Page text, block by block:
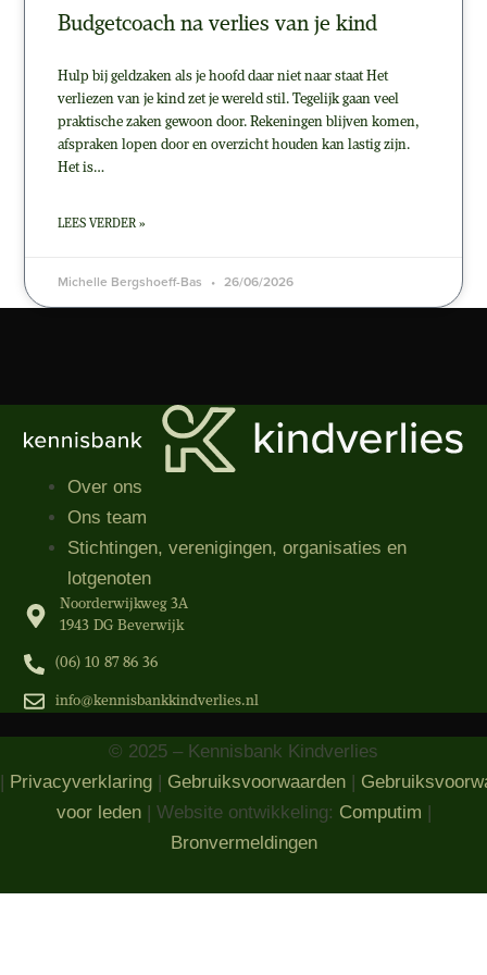
Budgetcoach na verlies van je kind
Hulp bij geldzaken als je hoofd daar niet naar staat Het
verliezen van je kind zet je wereld stil. Tegelijk gaan veel
praktische zaken gewoon door. Rekeningen blijven komen,
afspraken lopen door en overzicht houden kan lastig zijn.
Het is…
LEES VERDER »
Michelle Bergshoeff-Bas 26/06/2026
Over ons
Ons team
Stichtingen, verenigingen, organisaties​ en
lotgenoten
Noorderwijkweg 3A
1943 DG Beverwijk
(06) 10 87 86 36‬
info@kennisbankkindverlies.nl
© 2025 – Kennisbank Kindverlies
Privacyverklaring Gebruiksvoorwaarden
voor leden| Website ontwikkeling: Computim
Bronvermeldingen